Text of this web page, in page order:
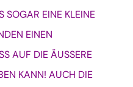
SOGAR EINE KLEINE
EINEN
AUF DIE ÄUSSERE
KANN! AUCH DIE